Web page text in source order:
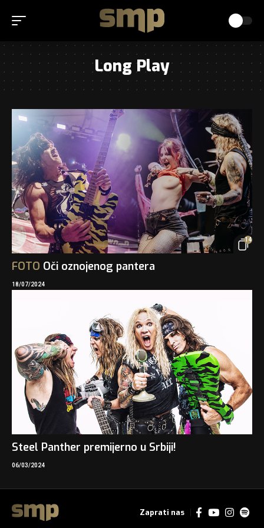
Long Play
14
FOTO Oči oznojenog pantera
18/07/2024
Steel Panther premijerno u Srbiji!
06/03/2024
Zaprati nas